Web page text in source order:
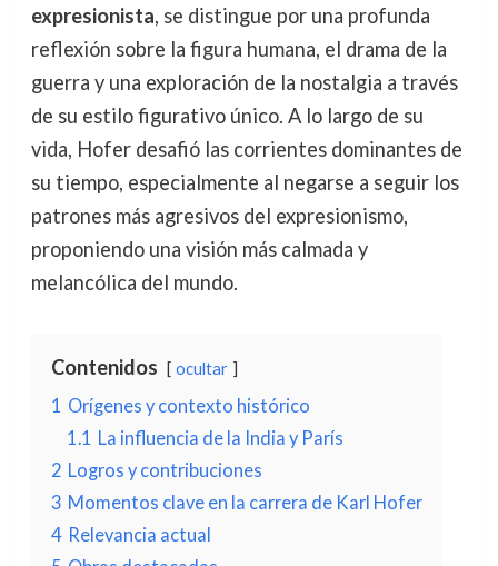
expresionista, se distingue por una profunda
reflexión sobre la figura humana, el drama de la
guerra y una exploración de la nostalgia a través
de su estilo figurativo único. A lo largo de su
vida, Hofer desafió las corrientes dominantes de
su tiempo, especialmente al negarse a seguir los
patrones más agresivos del expresionismo,
proponiendo una visión más calmada y
melancólica del mundo.
Contenidos ocultar
1 Orígenes y contexto histórico
1.1 La influencia de la India y París
2 Logros y contribuciones
3 Momentos clave en la carrera de Karl Hofer
4 Relevancia actual